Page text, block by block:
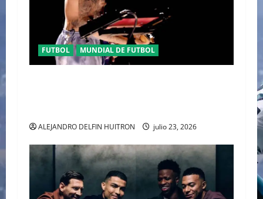
FUTBOL MUNDIAL DE FUTBOL
ALEJANDRO DELFIN HUITRON julio 23, 2026